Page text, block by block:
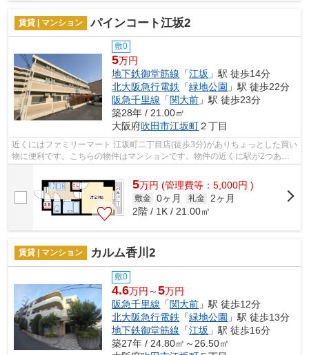
賃貸 | マンション パインコート江坂2
敷0
5万円
地下鉄御堂筋線 「江坂 」駅 徒歩14分
北大阪急行電鉄 「緑地公園 」駅 徒歩22分
阪急千里線 「関大前 」駅 徒歩23分
築28年 / 21.00㎡
大阪府吹田市江坂町２丁目
近くにはファミリーマート 江坂町二丁目店(徒歩3分)がありちょっとした買い
物に便利です。こちらの物件はマンションです。物件の近くに駅が2つある
5万円 (管理費等：5,000円 )
敷金 0ヶ月 礼金
2ヶ月
2階 / 1K / 21.00㎡
賃貸 | マンション カルム香川2
敷0
4.6万円～5万円
阪急千里線 「関大前 」駅 徒歩12分
北大阪急行電鉄 「緑地公園 」駅 徒歩13分
地下鉄御堂筋線 「江坂 」駅 徒歩16分
築27年 / 24.80㎡～26.50㎡